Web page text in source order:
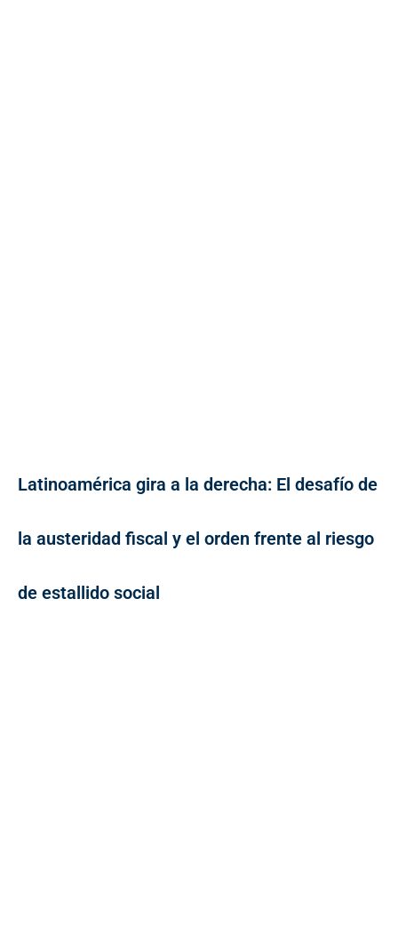
Latinoamérica gira a la derecha: El desafío de
la austeridad fiscal y el orden frente al riesgo
de estallido social